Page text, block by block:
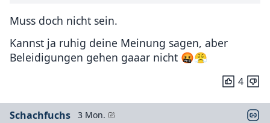
Muss doch nicht sein.
Kannst ja ruhig deine Meinung sagen, aber
Beleidigungen gehen gaaar nicht 🤬😤
4
Schachfuchs 3 Mon.